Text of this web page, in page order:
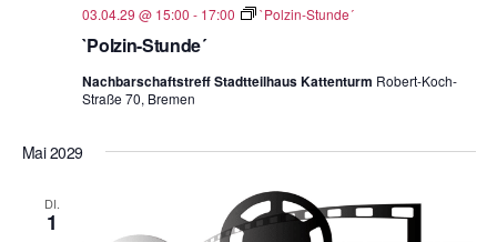
`Polzin-Stunde´
03.04.29 @ 15:00 - 17:00 `Polzin-Stunde´
Nachbarschaftstreff Stadtteilhaus Kattenturm Robert-Koch-
Straße 70, Bremen
Mai 2029
DI.
1